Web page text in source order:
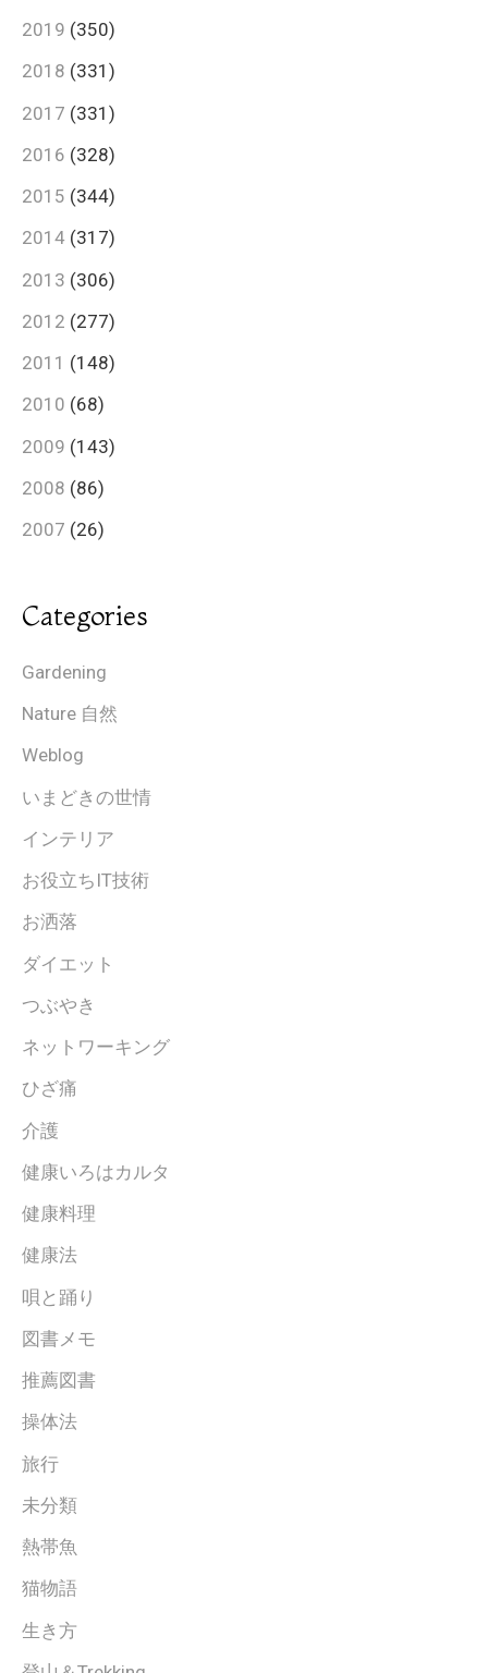
2019 (350)
2018 (331)
2017 (331)
2016 (328)
2015 (344)
2014 (317)
2013 (306)
2012 (277)
2011 (148)
2010 (68)
2009 (143)
2008 (86)
2007 (26)
Categories
Gardening
Nature 自然
Weblog
いまどきの世情
インテリア
お役立ちIT技術
お洒落
ダイエット
つぶやき
ネットワーキング
ひざ痛
介護
健康いろはカルタ
健康料理
健康法
唄と踊り
図書メモ
推薦図書
操体法
旅行
未分類
熱帯魚
猫物語
生き方